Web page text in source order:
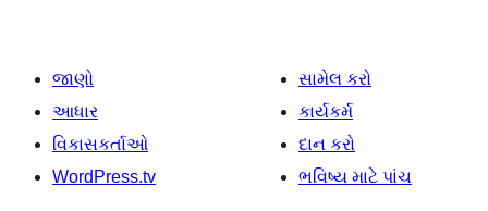
જાણો
આધાર
વિકાસકર્તાઓ
WordPress.tv
સામેલ કરો
કાર્યકર્મ
દાન કરો
ભવિષ્ય માટે પાંચ